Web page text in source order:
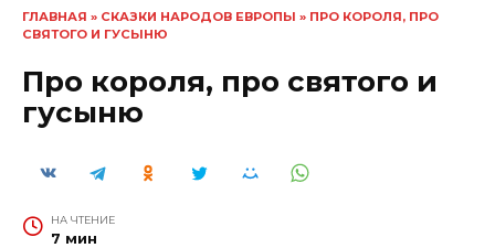
ГЛАВНАЯ » СКАЗКИ НАРОДОВ ЕВРОПЫ » ПРО КОРОЛЯ, ПРО
СВЯТОГО И ГУСЫНЮ
Про короля, про святого и
гусыню
НА ЧТЕНИЕ
7 мин